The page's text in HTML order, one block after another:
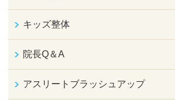
キッズ整体
院長Q＆A
アスリートブラッシュアップ